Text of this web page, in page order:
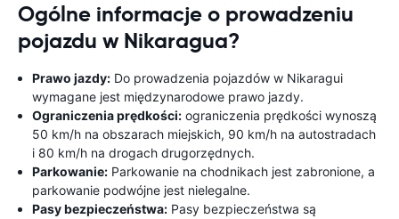
Ogólne informacje o prowadzeniu
pojazdu w Nikaragua?
Prawo jazdy: Do prowadzenia pojazdów w Nikaragui
wymagane jest międzynarodowe prawo jazdy.
Ograniczenia prędkości: ograniczenia prędkości wynoszą
50 km/h na obszarach miejskich, 90 km/h na autostradach
i 80 km/h na drogach drugorzędnych.
Parkowanie: Parkowanie na chodnikach jest zabronione, a
parkowanie podwójne jest nielegalne.
Pasy bezpieczeństwa: Pasy bezpieczeństwa są